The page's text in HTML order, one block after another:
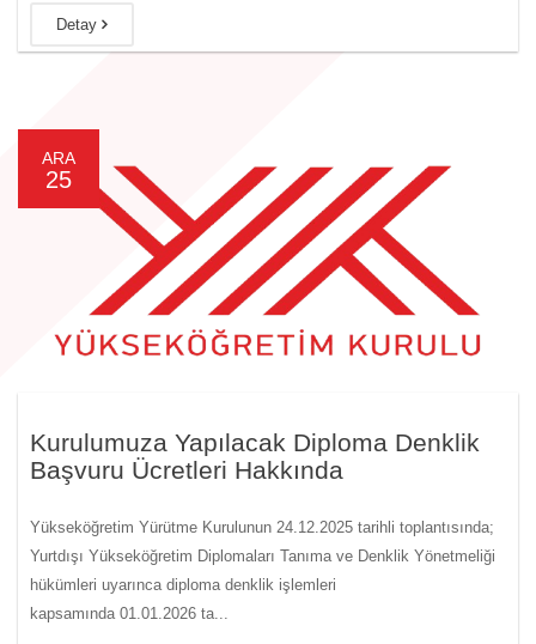
Detay
ARA
25
Kurulumuza Yapılacak Diploma Denklik
Başvuru Ücretleri Hakkında
Yükseköğretim Yürütme Kurulunun 24.12.2025 tarihli toplantısında;
Yurtdışı Yükseköğretim Diplomaları Tanıma ve Denklik Yönetmeliği
hükümleri uyarınca diploma denklik işlemleri
kapsamında 01.01.2026 ta...